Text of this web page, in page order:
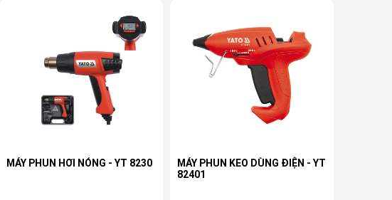
MÁY PHUN HƠI NÓNG - YT 8230
MÁY PHUN KEO DÙNG ĐIỆN - YT
82401